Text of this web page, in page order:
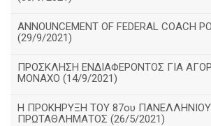
ANNOUNCEMENT OF FEDERAL COACH
(29/9/2021)
ΠΡΟΣΚΛΗΣΗ ΕΝΔΙΑΦΕΡΟΝΤΟΣ ΓΙΑ
ΜΟΝΑΧΟ (14/9/2021)
Η ΠΡΟΚΗΡΥΞΗ ΤΟΥ 87ου ΠΑΝΕΛΛΗΝΙΟΥ
ΠΡΩΤΑΘΛΗΜΑΤΟΣ (26/5/2021)